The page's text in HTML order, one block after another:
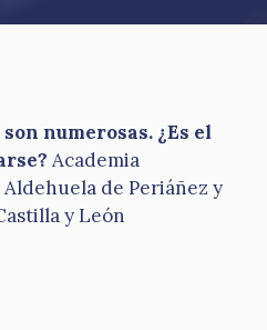
numerosas. ¿Es el
Academia
de Periáñez y
y León